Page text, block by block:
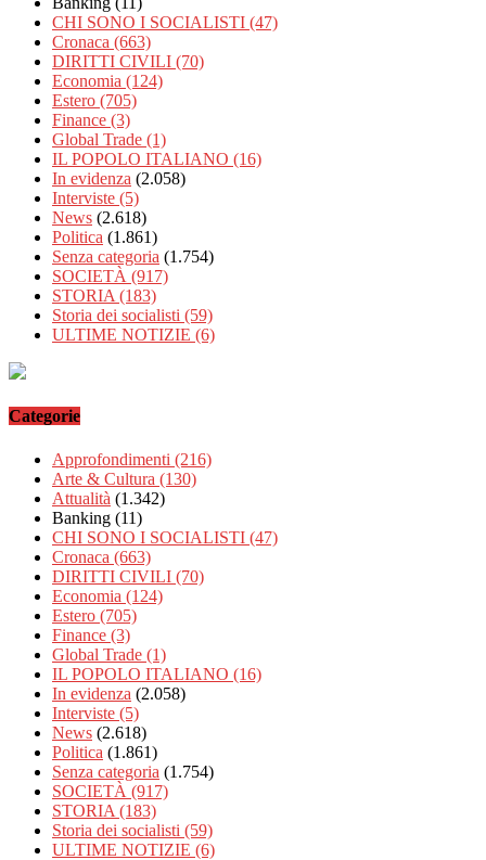
CHI SONO I SOCIALISTI (47)
Cronaca (663)
DIRITTI CIVILI (70)
Economia (124)
Estero (705)
Finance (3)
Global Trade (1)
IL POPOLO ITALIANO (16)
In evidenza (2.058)
Interviste (5)
News (2.618)
Politica (1.861)
Senza categoria (1.754)
SOCIETÀ (917)
STORIA (183)
Storia dei socialisti (59)
ULTIME NOTIZIE (6)
Categorie
Approfondimenti (216)
Arte & Cultura (130)
Attualità (1.342)
Banking (11)
CHI SONO I SOCIALISTI (47)
Cronaca (663)
DIRITTI CIVILI (70)
Economia (124)
Estero (705)
Finance (3)
Global Trade (1)
IL POPOLO ITALIANO (16)
In evidenza (2.058)
Interviste (5)
News (2.618)
Politica (1.861)
Senza categoria (1.754)
SOCIETÀ (917)
STORIA (183)
Storia dei socialisti (59)
ULTIME NOTIZIE (6)